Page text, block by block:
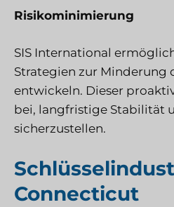
Risikominimierung
SIS International
Strategien zur Minderung
entwickeln. Dieser
bei, langfristige Stabilität
sicherzustellen.
Connecticut